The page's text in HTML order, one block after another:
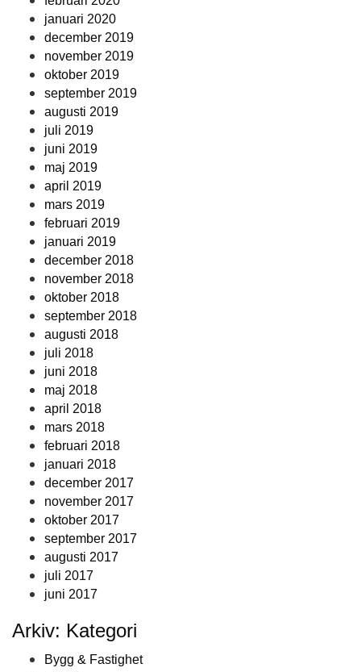
januari 2020
december 2019
november 2019
oktober 2019
september 2019
augusti 2019
juli 2019
juni 2019
maj 2019
april 2019
mars 2019
februari 2019
januari 2019
december 2018
november 2018
oktober 2018
september 2018
augusti 2018
juli 2018
juni 2018
maj 2018
april 2018
mars 2018
februari 2018
januari 2018
december 2017
november 2017
oktober 2017
september 2017
augusti 2017
juli 2017
juni 2017
Arkiv: Kategori
Bygg & Fastighet